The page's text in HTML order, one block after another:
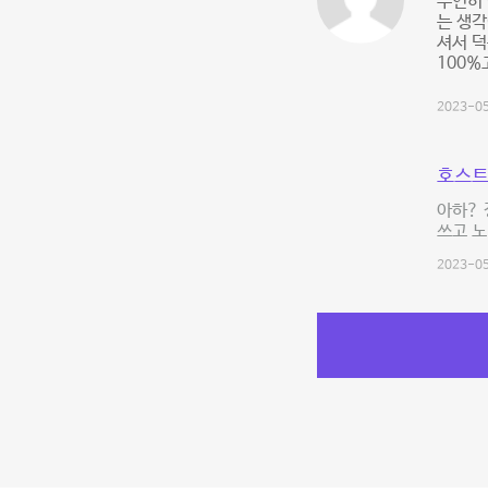
는 생
셔서
100%
2023-
호스
아하?
쓰고
2023-